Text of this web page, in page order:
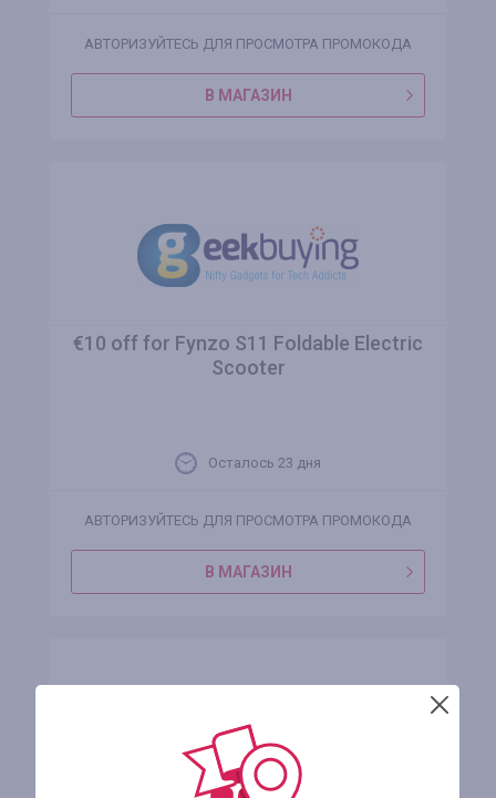
АВТОРИЗУЙТЕСЬ ДЛЯ ПРОСМОТРА ПРОМОКОДА
В МАГАЗИН
€10 off for Fynzo S11 Foldable Electric
Scooter
Осталось 23 дня
АВТОРИЗУЙТЕСЬ ДЛЯ ПРОСМОТРА ПРОМОКОДА
В МАГАЗИН